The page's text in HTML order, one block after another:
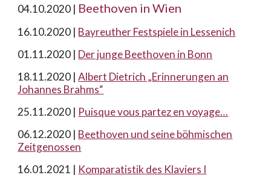
04.10.2020 | Beethoven in Wien
16.10.2020 | Bayreuther Festspiele in Lessenich
01.11.2020 | Der junge Beethoven in Bonn
18.11.2020 |Albert Dietrich „Erinnerungen an
Johannes Brahms“
25.11.2020 | Puisque vous partez en voyage…
06.12.2020 | Beethoven und seine böhmischen
Zeitgenossen
16.01.2021 | Komparatistik des Klaviers I